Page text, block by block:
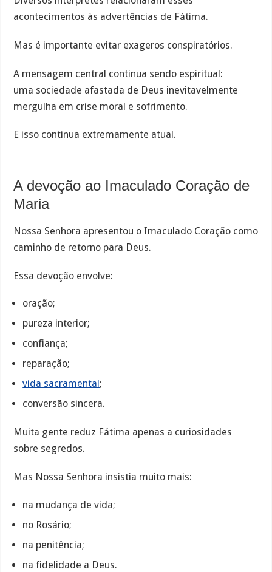
acontecimentos às advertências de Fátima.
Mas é importante evitar exageros conspiratórios.
A mensagem central continua sendo espiritual:
uma sociedade afastada de Deus inevitavelmente
mergulha em crise moral e sofrimento.
E isso continua extremamente atual.
A devoção ao Imaculado Coração de
Maria
Nossa Senhora apresentou o Imaculado Coração como
caminho de retorno para Deus.
Essa devoção envolve:
oração;
pureza interior;
confiança;
reparação;
vida sacramental;
conversão sincera.
Muita gente reduz Fátima apenas a curiosidades
sobre segredos.
Mas Nossa Senhora insistia muito mais:
na mudança de vida;
no Rosário;
na penitência;
na fidelidade a Deus.